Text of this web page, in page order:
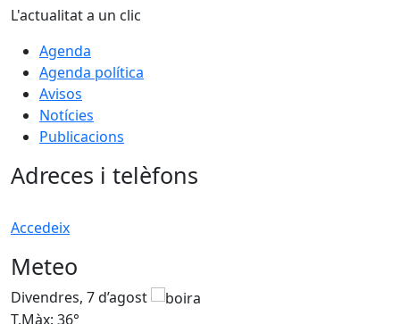
L'actualitat a un clic
Agenda
Agenda política
Avisos
Notícies
Publicacions
Adreces i telèfons
Accedeix
Meteo
Divendres, 7 d’agost
T.Màx: 36°